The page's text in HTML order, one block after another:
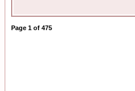
Page 1 of 475